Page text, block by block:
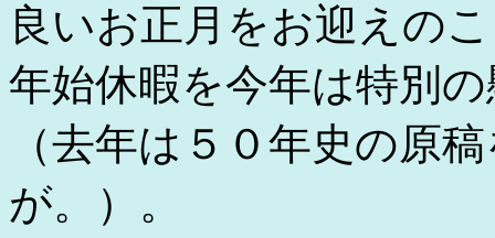
良いお正月をお迎えの
年始休暇を今年は特別
（去年は５０年史の原
が。）。